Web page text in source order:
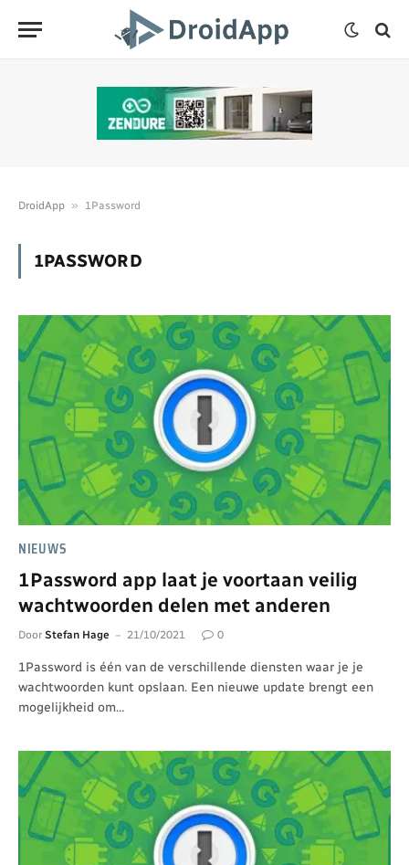
DroidApp » 1Password
1PASSWORD
NIEUWS
1Password app laat je voortaan veilig
wachtwoorden delen met anderen
Door Stefan Hage 21/10/2021 0
1Password is één van de verschillende diensten waar je je
wachtwoorden kunt opslaan. Een nieuwe update brengt een
mogelijkheid om…